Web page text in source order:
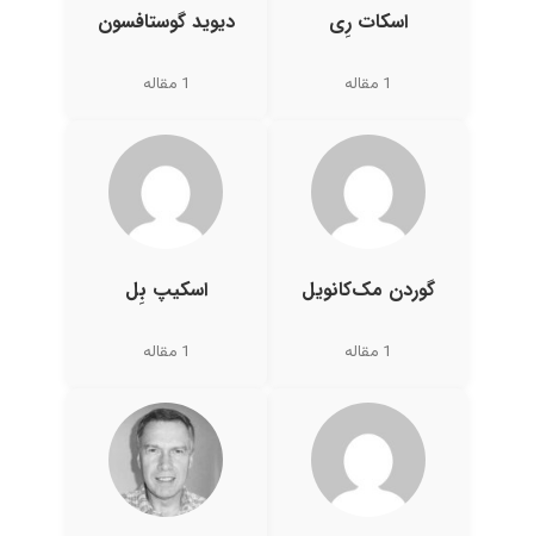
اسکات رِی
1 مقاله
دیوید گوستافسون
1 مقاله
گوردن مک‌کانویل
1 مقاله
اسکیپ بِل
1 مقاله